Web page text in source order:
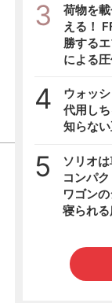
3
荷物を
える！
勝する
による圧
4
ウォッ
代用し
知らな
5
ソリオ
コンパ
ワゴン
寝られ